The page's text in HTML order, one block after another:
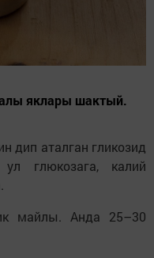
яклары шактый.
дип аталган гликозид
глюкозага, калий
майлы. Анда 25–30